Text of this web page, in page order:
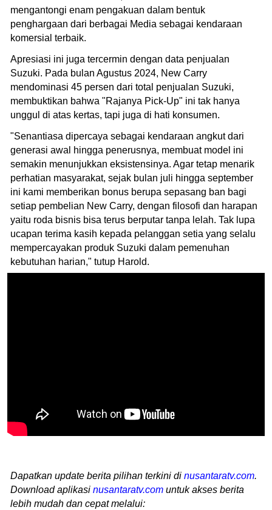
mengantongi enam pengakuan dalam bentuk
penghargaan dari berbagai Media sebagai kendaraan
komersial terbaik.
Apresiasi ini juga tercermin dengan data penjualan
Suzuki. Pada bulan Agustus 2024, New Carry
mendominasi 45 persen dari total penjualan Suzuki,
membuktikan bahwa "Rajanya Pick-Up" ini tak hanya
unggul di atas kertas, tapi juga di hati konsumen.
"Senantiasa dipercaya sebagai kendaraan angkut dari
generasi awal hingga penerusnya, membuat model ini
semakin menunjukkan eksistensinya. Agar tetap menarik
perhatian masyarakat, sejak bulan juli hingga september
ini kami memberikan bonus berupa sepasang ban bagi
setiap pembelian New Carry, dengan filosofi dan harapan
yaitu roda bisnis bisa terus berputar tanpa lelah. Tak lupa
ucapan terima kasih kepada pelanggan setia yang selalu
mempercayakan produk Suzuki dalam pemenuhan
kebutuhan harian," tutup Harold.
Dapatkan update berita pilihan terkini di nusantaratv.com.
Download aplikasi nusantaratv.com untuk akses berita
lebih mudah dan cepat melalui: